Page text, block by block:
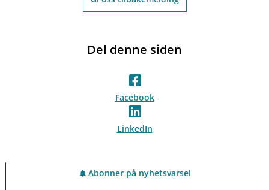
Del denne siden
Facebook
LinkedIn
Abonner på nyhetsvarsel